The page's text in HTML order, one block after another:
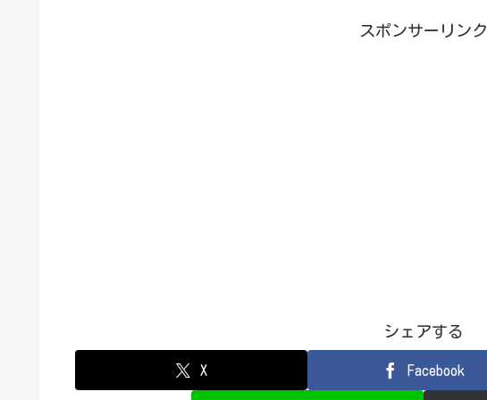
スポンサーリンク
シェアする
X Facebook